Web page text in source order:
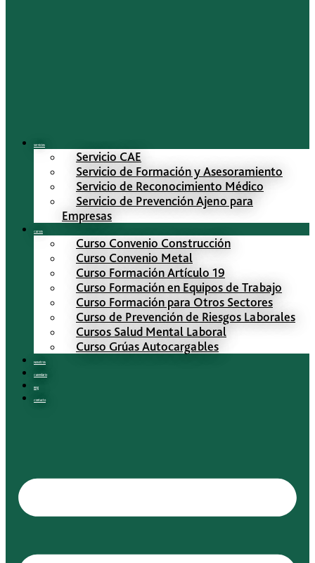
Servicios
Servicio CAE
Servicio de Formación y Asesoramiento
Servicio de Reconocimiento Médico
Servicio de Prevención Ajeno para
Empresas
Cursos
Curso Convenio Construcción
Curso Convenio Metal
Curso Formación Artículo 19
Curso Formación en Equipos de Trabajo
Curso Formación para Otros Sectores
Curso de Prevención de Riesgos Laborales
Cursos Salud Mental Laboral
Curso Grúas Autocargables
Nosotros
Calendario
Blog
Contacto